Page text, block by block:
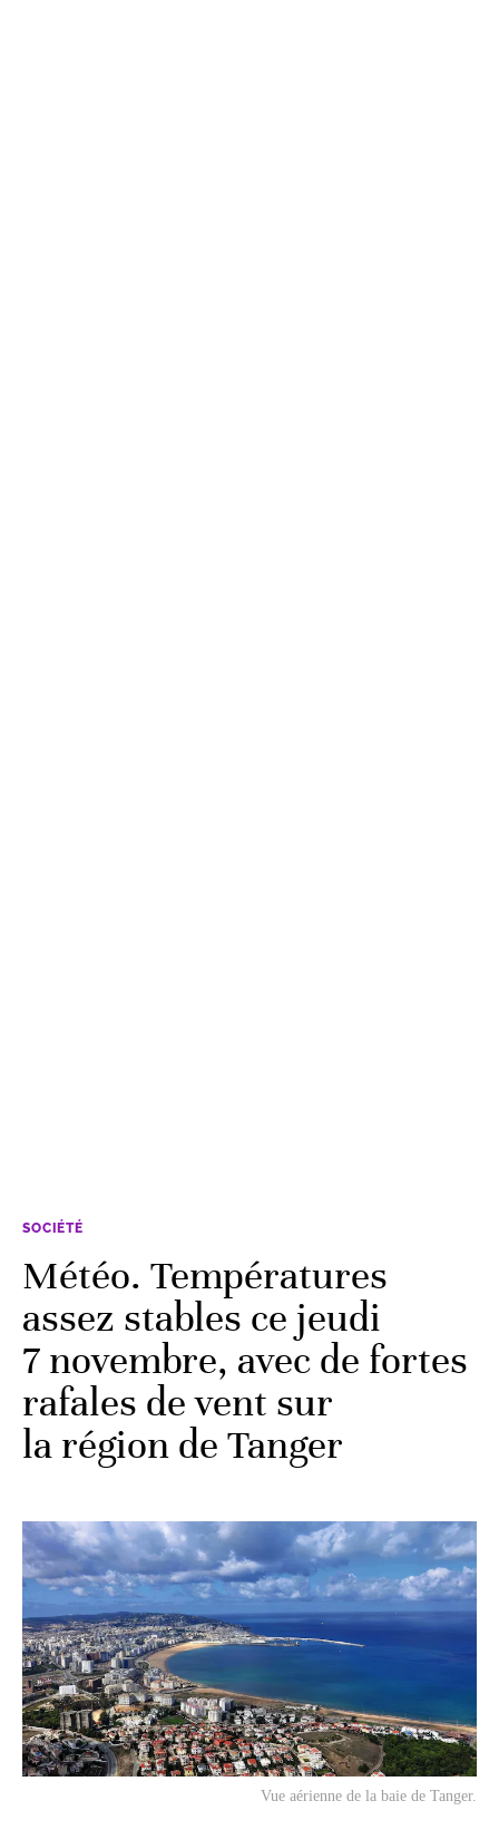
SOCIÉTÉ
Météo. Températures
assez stables ce jeudi
7 novembre, avec de fortes
rafales de vent sur
la région de Tanger
Vue aérienne de la baie de Tanger.